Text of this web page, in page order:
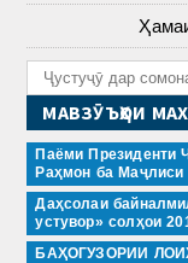
МАВЗӮЪҲОИ
Паёми Президенти
Раҳмон ба
Даҳсолаи
устувор» солҳои
БАҲОГУЗОРИИ